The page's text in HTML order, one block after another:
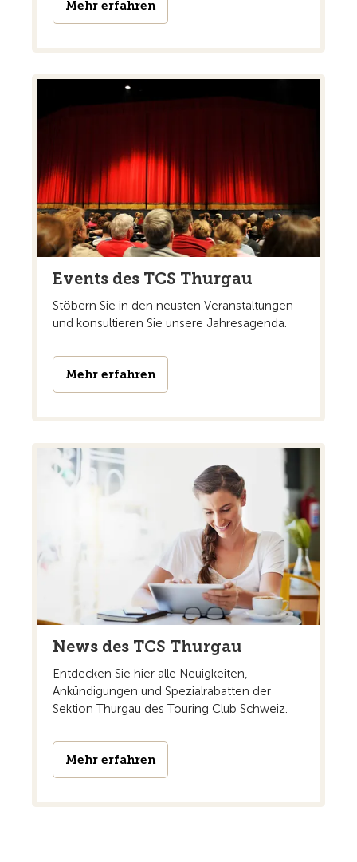
Mehr erfahren
Events des TCS Thurgau
Stöbern Sie in den neusten Veranstaltungen
und konsultieren Sie unsere Jahresagenda.
Mehr erfahren
News des TCS Thurgau
Entdecken Sie hier alle Neuigkeiten,
Ankündigungen und Spezialrabatten der
Sektion Thurgau des Touring Club Schweiz.
Mehr erfahren